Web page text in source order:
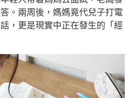
。兩周後，媽媽竟代兒子打電
，更是現實中正在發生的「經